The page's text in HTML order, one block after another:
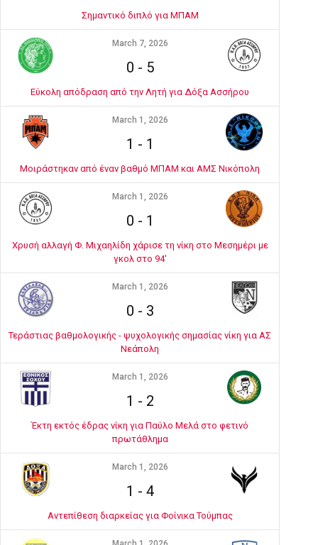
Σημαντικό διπλό για ΜΠΑΜ
March 7, 2026
0 - 5
Εύκολη απόδραση από την Λητή για Δόξα Ασσήρου
March 1, 2026
1 - 1
Μοιράστηκαν από έναν βαθμό ΜΠΑΜ και ΑΜΣ Νικόπολη
March 1, 2026
0 - 1
Χρυσή αλλαγή Φ. Μιχαηλίδη χάρισε τη νίκη στο Μεσημέρι με
γκολ στο 94'
March 1, 2026
0 - 3
Τεράστιας βαθμολογικής - ψυχολογικής σημασίας νίκη για ΑΣ
Νεάπολη
March 1, 2026
1 - 2
Έκτη εκτός έδρας νίκη για Παύλο Μελά στο φετινό
πρωτάθλημα
March 1, 2026
1 - 4
Αντεπίθεση διαρκείας για Φοίνικα Τούμπας